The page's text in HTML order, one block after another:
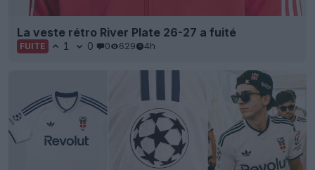
La veste rétro River Plate 26-27 a fuité
FUITE 1 0 0 629 4h